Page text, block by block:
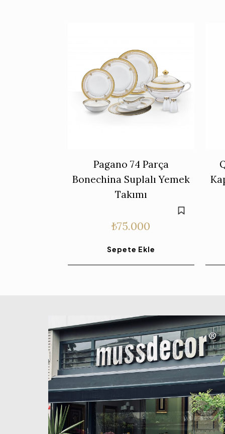
Pagano 74 Parça
Bonechina Suplalı Yemek
Takımı
₺75.000
Sepete Ekle